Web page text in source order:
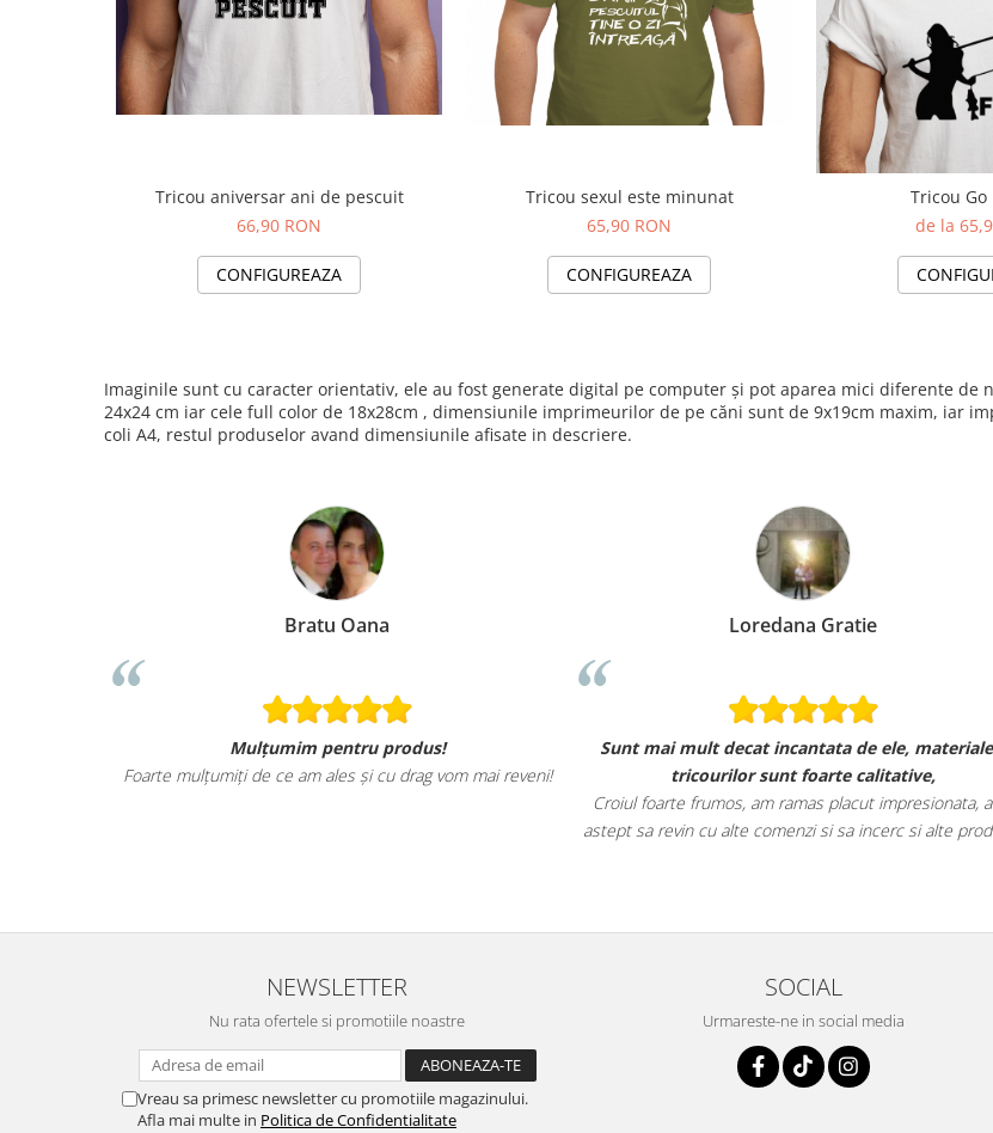
Tricou aniversar ani de pescuit
66,90 RON
CONFIGUREAZA
Tricou sexul este minunat
65,90 RON
CONFIGUREAZA
Tricou Go
de la
Imaginile sunt cu caracter orientativ, ele au fost generate digital pe computer și pot aparea mici diferente
24x24 cm iar cele full color de 18x28cm , dimensiunile imprimeurilor de pe căni sunt de 9x19cm maxim, iar
coli A4, restul produselor avand dimensiunile afisate in descriere.
Bratu Oana
Mulțumim pentru produs!
Foarte mulțumiți de ce am ales și cu drag vom mai reveni!
Loredana Gratie
Sunt mai mult decat incantata de ele,
tricourilor sunt foarte calitative,
Croiul foarte frumos, am ramas placut impresionata,
astept sa revin cu alte comenzi si sa incerc si alte
NEWSLETTER
Nu rata ofertele si promotiile noastre
Vreau sa primesc newsletter cu promotiile magazinului.
Afla mai multe in Politica de Confidentialitate
SOCIAL
Urmareste-ne in social media